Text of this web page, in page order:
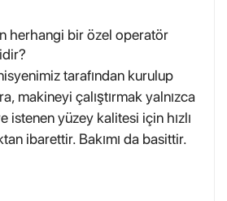
herhangi bir özel operatör
tarafından kurulup
makineyi çalıştırmak yalnızca
istenen yüzey kalitesi için hızlı
ibarettir. Bakımı da basittir.